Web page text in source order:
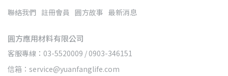
聯絡我們 註冊會員 圓方故事 最新消息
圓方應用材料有限公司
客服專線：03-5520009 / 0903-346151
信箱：service@yuanfanglife.com